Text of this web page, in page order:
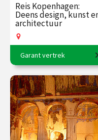
Reis Kopenhagen:
Deens design, kunst
architectuur
6-daagse reis o.l.v. Sjoerd
Soeters en Frederike
Upmeijer
€ 2365.00
vanaf 28
sep.
Op locatie
Garant vertrek